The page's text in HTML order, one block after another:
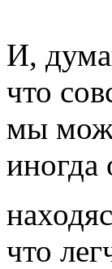
И,
что
мы
иногда
что